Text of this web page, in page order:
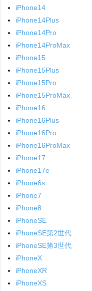
iPhone14
iPhone14Plus
iPhone14Pro
iPhone14ProMax
iPhone15
iPhone15Plus
iPhone15Pro
iPhone15ProMax
iPhone16
iPhone16Plus
iPhone16Pro
iPhone16ProMax
iPhone17
iPhone17e
iPhone6s
iPhone7
iPhone8
iPhoneSE
iPhoneSE第2世代
iPhoneSE第3世代
iPhoneX
iPhoneXR
iPhoneXS